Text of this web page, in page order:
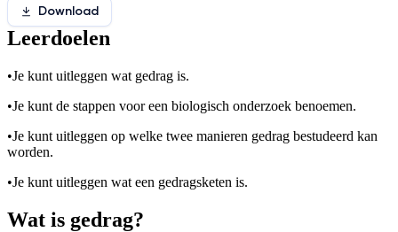
Download
Leerdoelen
•Je kunt uitleggen wat gedrag is.
•Je kunt de stappen voor een biologisch onderzoek benoemen.
•Je kunt uitleggen op welke twee manieren gedrag bestudeerd kan
worden.
•Je kunt uitleggen wat een gedragsketen is.
Wat is gedrag?